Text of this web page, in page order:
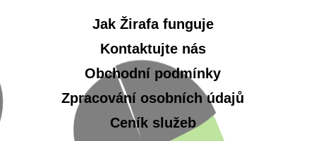
Jak Žirafa funguje
Kontaktujte nás
Obchodní podmínky
Zpracování osobních údajů
Ceník služeb